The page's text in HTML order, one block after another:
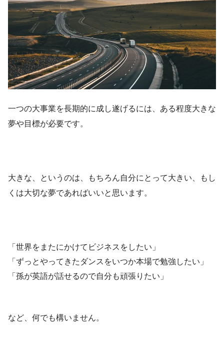
一つの大事業を長期的に成し遂げるには、ある程度大きな
夢や目標が必要です。
大きな、というのは、もちろん自分にとって大きい、もし
くは大切な夢であればいいと思います。
「世界をまたにかけてビジネスをしたい」
「ずっとやってきたダンスをいつか本場で勉強したい」
「孫が英語が話せるので自分も頑張りたい」
など、何でも構いません。